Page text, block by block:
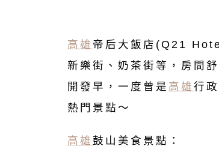
高雄 帝后大飯店(Q21
新樂街、奶茶街等，房間
開發早，一度曾是 高雄 行
熱門景點～
高雄 鼓山美食景點：